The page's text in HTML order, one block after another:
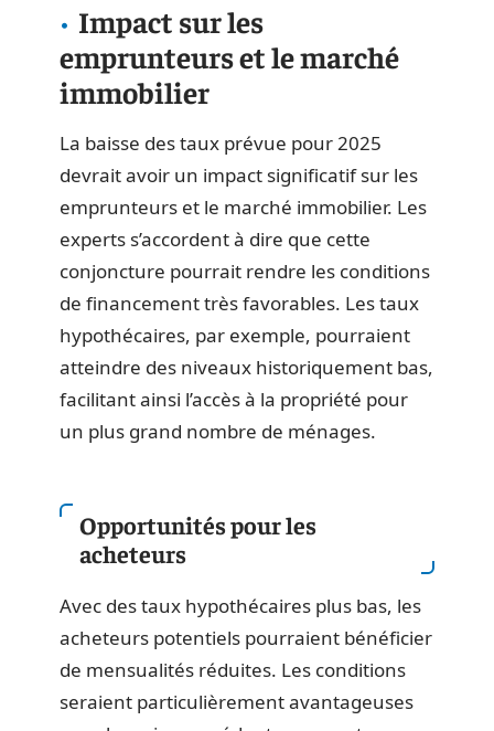
Impact sur les
emprunteurs et le marché
immobilier
La baisse des taux prévue pour 2025
devrait avoir un impact significatif sur les
emprunteurs et le marché immobilier. Les
experts s’accordent à dire que cette
conjoncture pourrait rendre les conditions
de financement très favorables. Les taux
hypothécaires, par exemple, pourraient
atteindre des niveaux historiquement bas,
facilitant ainsi l’accès à la propriété pour
un plus grand nombre de ménages.
Opportunités pour les
acheteurs
Avec des taux hypothécaires plus bas, les
acheteurs potentiels pourraient bénéficier
de mensualités réduites. Les conditions
seraient particulièrement avantageuses